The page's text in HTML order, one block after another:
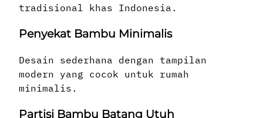
tradisional khas Indonesia.
Penyekat Bambu Minimalis
Desain sederhana dengan tampilan
modern yang cocok untuk rumah
minimalis.
Partisi Bambu Batang Utuh